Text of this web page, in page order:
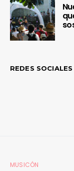
REDES SOCIALES
MUSICÓN